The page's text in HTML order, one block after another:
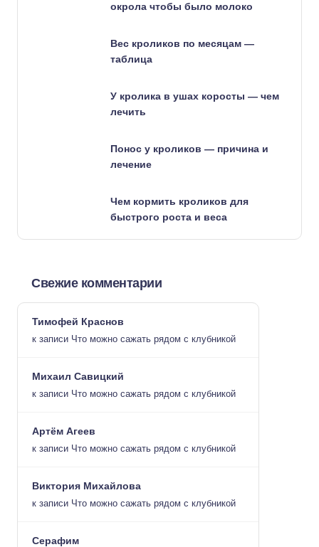
окрола чтобы было молоко
Вес кроликов по месяцам —
таблица
У кролика в ушах коросты — чем
лечить
Понос у кроликов — причина и
лечение
Чем кормить кроликов для
быстрого роста и веса
Свежие комментарии
Тимофей Краснов
к записи Что можно сажать рядом с клубникой
Михаил Савицкий
к записи Что можно сажать рядом с клубникой
Артём Агеев
к записи Что можно сажать рядом с клубникой
Виктория Михайлова
к записи Что можно сажать рядом с клубникой
Серафим